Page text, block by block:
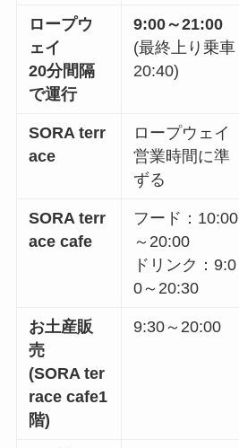
ロープウ
ェイ
20分間隔
で運行
9:00～21:00
(最終上り乗車
20:40)
SORA terr
ace
ロープウェイ
営業時間に準
ずる
SORA terr
ace cafe
フード： 10:00
～ 20:00
ドリンク：9:0
0～ 20:30
お土産販
売
(SORA ter
race cafe1
階)
9:30～ 20:00